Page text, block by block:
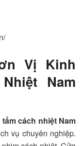
Vị Kinh
Nam
tấm cách nhiệt Nam
vụ chuyên nghiệp.